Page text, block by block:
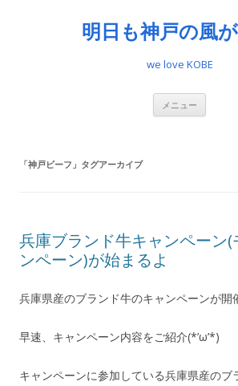
明日も神戸の風
we love KOBE
メニュー
「神戸ビーフ 」タグアーカイブ
兵庫ブランド牛キャンペーン(
ンペーン)が始まるよ
兵庫県産のブランド牛のキャンペーンが開
早速、キャンペーン内容をご紹介(*’ω’*)
キャンペーンに参加している兵庫県産のブ